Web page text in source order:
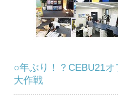
○年ぶり！？CEBU21
大作戦